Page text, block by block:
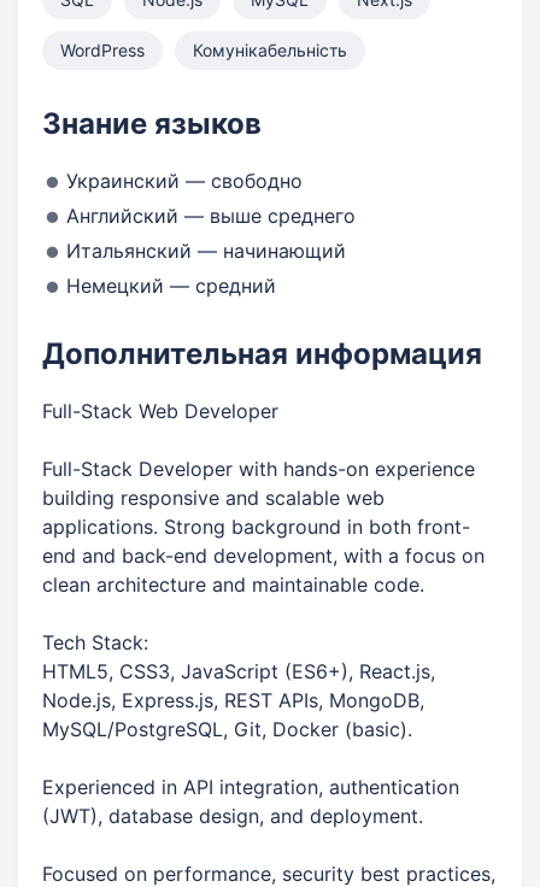
WordPress Комунікабельність
Знание языков
Украинский — свободно
Английский — выше среднего
Итальянский — начинающий
Немецкий — средний
Дополнительная информация
Full-Stack Web Developer
Full-Stack Developer with hands-on experience
building responsive and scalable web
applications. Strong background in both front-
end and back-end development, with a focus on
clean architecture and maintainable code.
Tech Stack:
HTML5, CSS3, JavaScript (ES6+), React.js,
Node.js, Express.js, REST APIs, MongoDB,
MySQL/PostgreSQL, Git, Docker (basic).
Experienced in API integration, authentication
(JWT), database design, and deployment.
Focused on performance, security best practices,